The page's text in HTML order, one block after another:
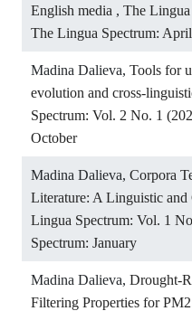
English media , The
The Lingua Spectrum: April
Madina Dalieva, Tools for
evolution and cross-
Spectrum: Vol. 2 No. 1
October
Madina Dalieva, Corpora
Literature: A Linguistic
Lingua Spectrum: Vol. 1
Spectrum: January
Madina Dalieva, Drought-
Filtering Properties for